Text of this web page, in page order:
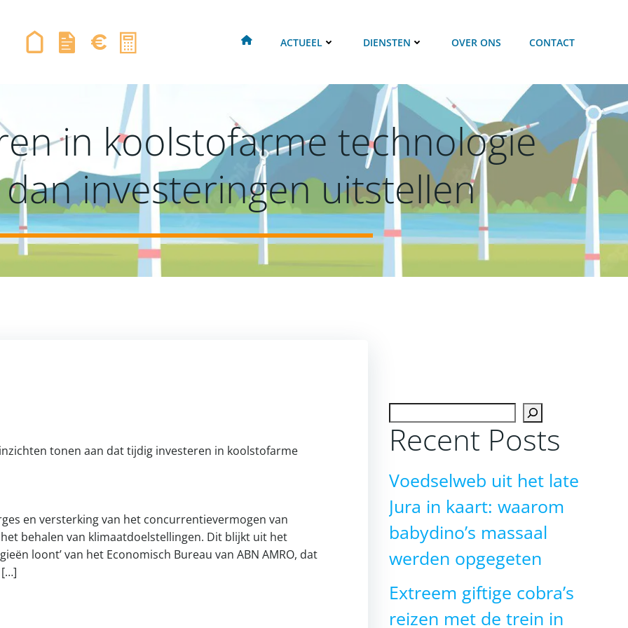
ACTUEEL DIENSTEN OVER ONS CONTACT
in koolstofarme technologie
investeringen uitstellen
tonen aan dat tijdig investeren in koolstofarme
en versterking van het concurrentievermogen van
behalen van klimaatdoelstellingen. Dit blijkt uit het
loont’ van het Economisch Bureau van ABN AMRO, dat
Recent Posts
Voedselweb uit het late
Jura in kaart: waarom
babydino’s massaal
werden opgegeten
Extreem giftige cobra’s
reizen met de trein in